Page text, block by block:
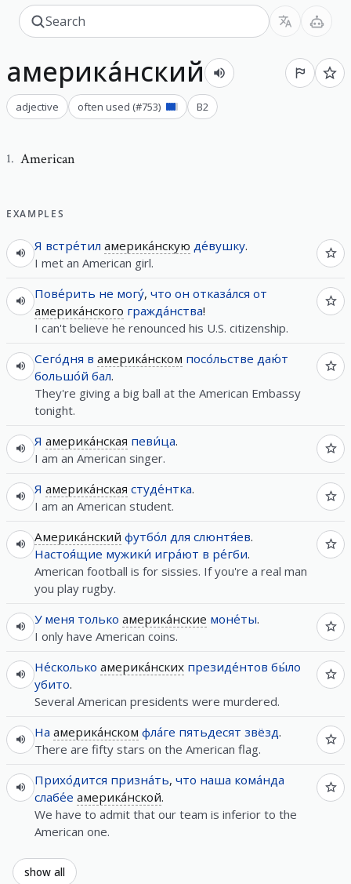
америка́нский
adjective often used (#753) B2
1. American
EXAMPLES
Я встре́тил америка́нскую де́вушку.
I met an American girl.
Пове́рить не могу́, что он отказа́лся от
америка́нского гражда́нства!
I can't believe he renounced his U.S. citizenship.
Сего́дня в америка́нском посо́льстве даю́т
большо́й бал.
They're giving a big ball at the American Embassy
tonight.
Я америка́нская певи́ца.
I am an American singer.
Я америка́нская студе́нтка.
I am an American student.
Америка́нский футбо́л для слюнтя́ев.
Настоя́щие мужики́ игра́ют в ре́гби.
American football is for sissies. If you're a real man
you play rugby.
У меня только америка́нские моне́ты.
I only have American coins.
Не́сколько америка́нских президе́нтов бы́ло
убито.
Several American presidents were murdered.
На америка́нском фла́ге пятьдесят звёзд.
There are fifty stars on the American flag.
Прихо́дится призна́ть, что наша кома́нда
слабе́е америка́нской.
We have to admit that our team is inferior to the
American one.
show all